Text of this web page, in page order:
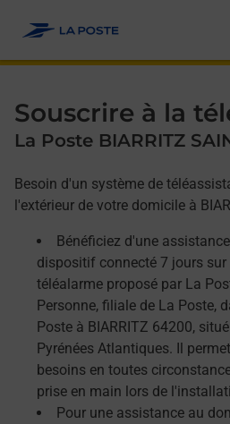
Souscrire à la
La Poste BIARRITZ
Besoin d'un système de
l'extérieur de votre domicile à
Bénéficiez d'une
dispositif connecté 7 jours sur
téléalarme proposé par La
Personne, filiale de La Poste,
Poste à BIARRITZ 64200,
Pyrénées Atlantiques. Il
besoins en toutes
prise en main lors de
Pour une assistance au